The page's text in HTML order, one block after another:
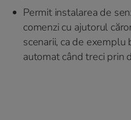
Permit instalarea de
comenzi cu ajutorul
scenarii, ca de exemplu
automat când treci prin